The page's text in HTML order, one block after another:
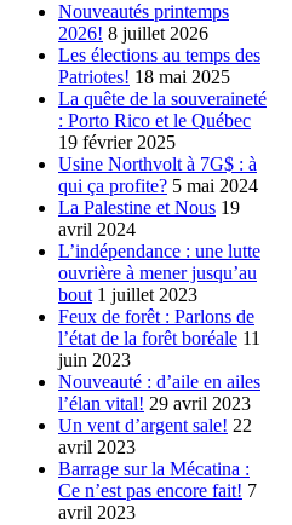
Nouveautés printemps
2026! 8 juillet 2026
Les élections au temps des
Patriotes! 18 mai 2025
La quête de la souveraineté
: Porto Rico et le Québec
19 février 2025
Usine Northvolt à 7G$ : à
qui ça profite? 5 mai 2024
La Palestine et Nous 19
avril 2024
L’indépendance : une lutte
ouvrière à mener jusqu’au
bout 1 juillet 2023
Feux de forêt : Parlons de
l’état de la forêt boréale 11
juin 2023
Nouveauté : d’aile en ailes
l’élan vital! 29 avril 2023
Un vent d’argent sale! 22
avril 2023
Barrage sur la Mécatina :
Ce n’est pas encore fait! 7
avril 2023